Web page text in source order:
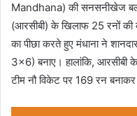
Mandhana) की सनसनीखेज
(आरसीबी) के खिलाफ 25 रनों की
का पीछा करते हुए मंधाना ने
3×6) बनाए। हालांकि,
टीम नौ विकेट पर 169 रन